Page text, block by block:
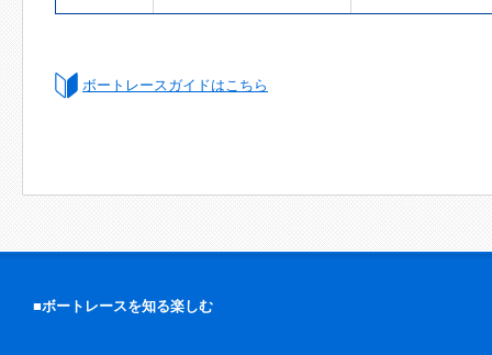
ボートレースガイドはこちら
■ボートレースを知る楽しむ